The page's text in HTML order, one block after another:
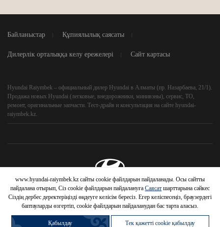
Байланыстар Құпиялылық саясаты
Дилерлік орталыққа келу ережелері Сайт картасы
Hyundai Raiymbek – официальный дилер Hyundai в Алматы (пр. Назарбаева, 21/1).
Продажа новых Hyundai (легковые, внедорожники, минивэны), сервис, ТО,
ремонт, оригинальные запчасти. Тест-драйв и консультация на сайте hyundai-
raiymbek.kz.
© 2026 Hyundai Motor Company
www.hyundai-raiymbek.kz сайты cookie файлдарын пайдаланады. Осы сайтты
пайдалана отырып, Сіз cookie файлдарын пайдалануға Саясат шарттарына сәйкес
Сіздің дербес деректеріңізді өңдеуге келісім бересіз. Егер келіспесеңіз, браузердегі
баптауларды өзгертіп, cookie файлдарын пайдаланудан бас тарта аласыз.
Қабылдау Тек қажетті cookie қабылдау